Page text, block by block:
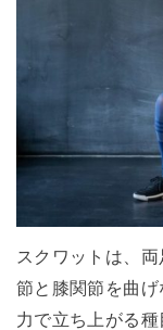
スクワットは、
節と膝関節を曲
力で立ち上がる種